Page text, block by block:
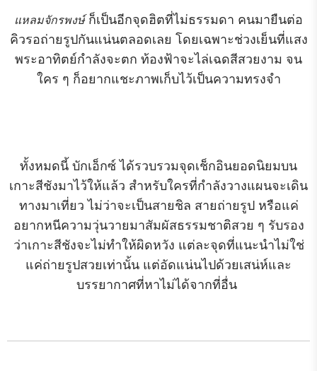
แหลมจักรพงษ์ก็เป็นอีกจุดฮิตที่ไม่ธรรมดา คนมายืนต่อ
คิวรอถ่ายรูปกันแน่นตลอดเลย โดยเฉพาะช่วงเย็นที่แสง
พระอาทิตย์กำลังจะตก ท้องฟ้าจะไล่เฉดสีสวยงาม จน
ใคร ๆ ก็อยากแชะภาพเก็บไว้เป็นความทรงจำ
ทั้งหมดนี้ บักเอ็กซ์ ได้รวบรวมจุดเช็กอินยอดนิยมบน
เกาะสีชังมาไว้ให้แล้ว สำหรับใครที่กำลังวางแผนจะเดิน
ทางมาเที่ยว ไม่ว่าจะเป็นสายชิล สายถ่ายรูป หรือแค่
อยากหนีความวุ่นวายมาสัมผัสธรรมชาติสวย ๆ รับรอง
ว่าเกาะสีชังจะไม่ทำให้ผิดหวัง แต่ละจุดที่แนะนำไม่ใช่
แค่ถ่ายรูปสวยเท่านั้น แต่อัดแน่นไปด้วยเสน่ห์และ
บรรยากาศที่หาไม่ได้จากที่อื่น